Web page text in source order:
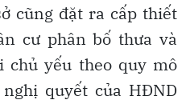
cũng đặt ra cấp thiết
cư phân bố thưa và
chủ yếu theo quy mô
quyết của HĐND